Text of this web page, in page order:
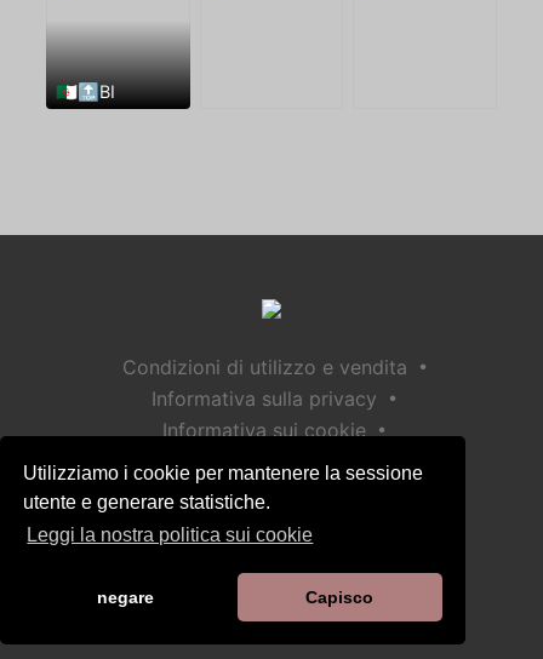
Utilizziamo i cookie per mantenere la sessione
utente e generare statistiche.
Leggi la nostra politica sui cookie
negare Capisco
🇩🇿🔝BI
Condizioni di utilizzo e vendita •
Informativa sulla privacy •
Informativa sui cookie •
Politica sulla sicurezza dei bambini
Aiuto / Contatto